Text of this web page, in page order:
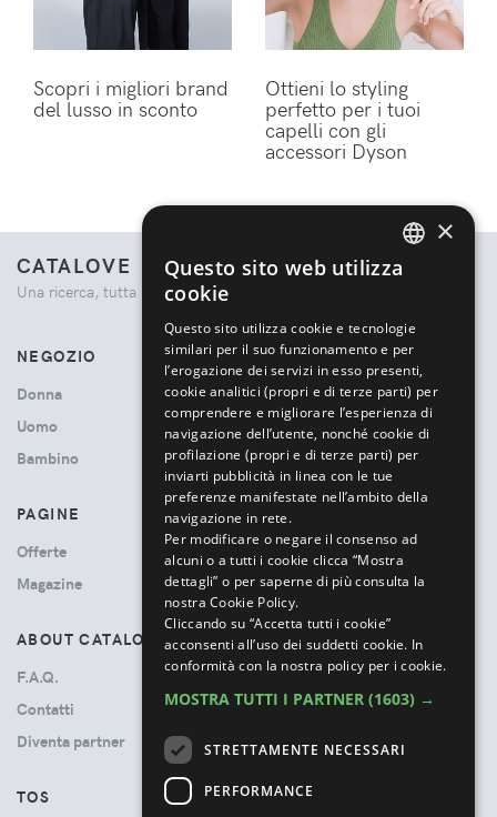
Scopri i migliori brand
del lusso in sconto
Ottieni lo styling
perfetto per i tuoi
capelli con gli
accessori Dyson
CATALOVE
Una ricerca, tutta la moda.
NEGOZIO
Donna
Uomo
Bambino
PAGINE
Offerte
Magazine
ABOUT CATALOVE
F.A.Q.
Contatti
Diventa partner
TOS
×
Questo sito web utilizza
cookie
Questo sito utilizza cookie e tecnologie
similari per il suo funzionamento e per
l’erogazione dei servizi in esso presenti,
cookie analitici (propri e di terze parti) per
comprendere e migliorare l’esperienza di
navigazione dell’utente, nonché cookie di
profilazione (propri e di terze parti) per
inviarti pubblicità in linea con le tue
preferenze manifestate nell’ambito della
navigazione in rete.
Per modificare o negare il consenso ad
alcuni o a tutti i cookie clicca “Mostra
dettagli” o per saperne di più consulta la
nostra Cookie Policy.
Cliccando su “Accetta tutti i cookie”
acconsenti all’uso dei suddetti cookie. In
conformità con la nostra policy per i cookie.
MOSTRA TUTTI I PARTNER (1603) →
STRETTAMENTE NECESSARI
PERFORMANCE